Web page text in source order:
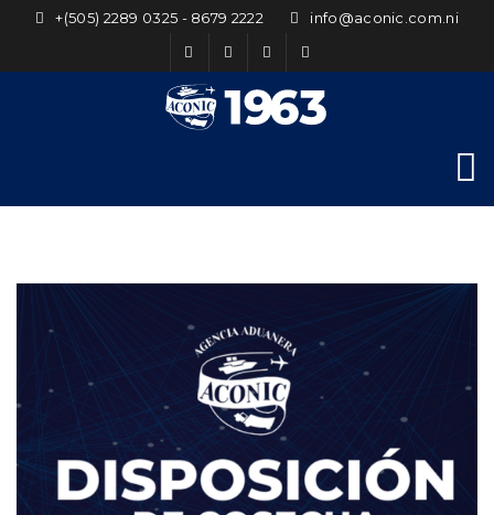
+(505) 2289 0325 - 8679 2222 info@aconic.com.ni